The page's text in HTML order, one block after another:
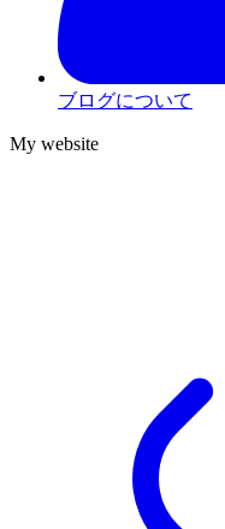
ブログについて
My website